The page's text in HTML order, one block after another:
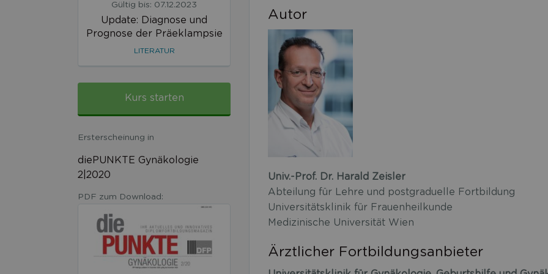
Gültig bis: 07.12.2023
Update: Diagnose und
Prognose der Präeklampsie
LITERATUR
Kurs starten
Ersterscheinung in
diePUNKTE Gynäkologie
2|2020
PDF zum Download:
Autor
Univ.-Prof. Dr. Harald Zeisler
Abteilung für Lehre und postgraduelle Fortbildung
Universitätsklinik für Frauenheilkunde
Medizinische Universität Wien
Ärztlicher Fortbildungsanbieter